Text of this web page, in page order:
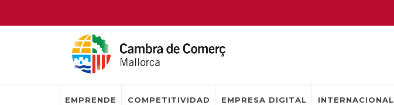
EMPRENDE COMPETITIVIDAD EMPRESA DIGITAL INTERNACIONAL